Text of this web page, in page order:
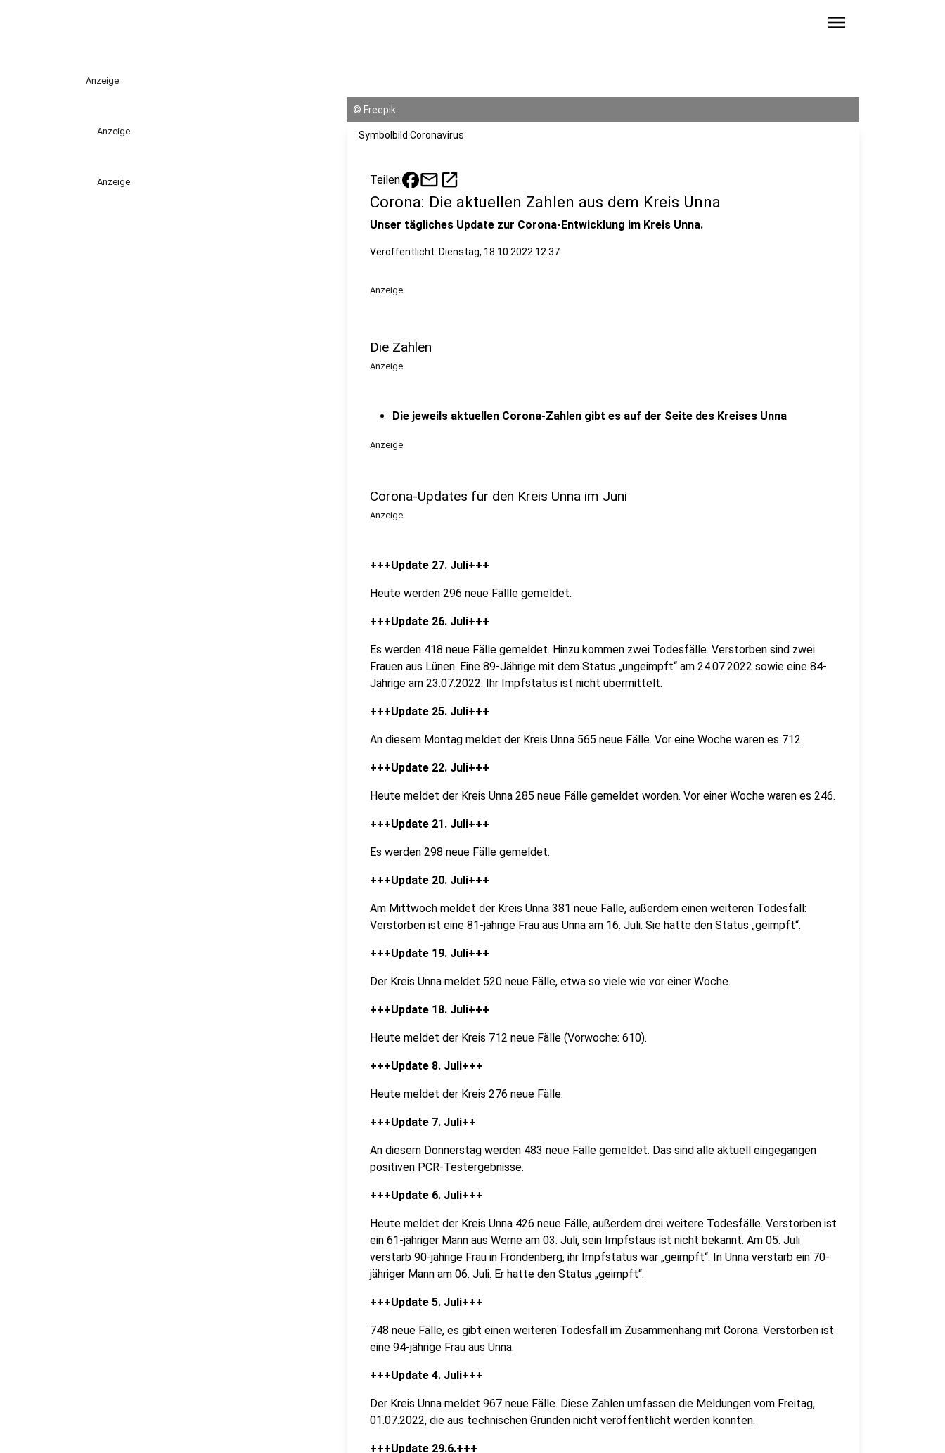
menu
Anzeige
Anzeige
Anzeige
© Freepik
Symbolbild Coronavirus
Teilen: mailopen_in_new
Corona: Die aktuellen Zahlen aus dem Kreis Unna
Unser tägliches Update zur Corona-Entwicklung im Kreis Unna.
Veröffentlicht: Dienstag, 18.10.2022 12:37
Anzeige
Die Zahlen
Anzeige
Die jeweils aktuellen Corona-Zahlen gibt es auf der Seite des Kreises Unna
Anzeige
Corona-Updates für den Kreis Unna im Juni
Anzeige
+++Update 27. Juli+++
Heute werden 296 neue Fällle gemeldet.
+++Update 26. Juli+++
Es werden 418 neue Fälle gemeldet. Hinzu kommen zwei Todesfälle. Verstorben sind zwei
Frauen aus Lünen. Eine 89-Jährige mit dem Status „ungeimpft“ am 24.07.2022 sowie eine 84-
Jährige am 23.07.2022. Ihr Impfstatus ist nicht übermittelt.
+++Update 25. Juli+++
An diesem Montag meldet der Kreis Unna 565 neue Fälle. Vor eine Woche waren es 712.
+++Update 22. Juli+++
Heute meldet der Kreis Unna 285 neue Fälle gemeldet worden. Vor einer Woche waren es 246.
+++Update 21. Juli+++
Es werden 298 neue Fälle gemeldet.
+++Update 20. Juli+++
Am Mittwoch meldet der Kreis Unna 381 neue Fälle, außerdem einen weiteren Todesfall:
Verstorben ist eine 81-jährige Frau aus Unna am 16. Juli. Sie hatte den Status „geimpft“.
+++Update 19. Juli+++
Der Kreis Unna meldet 520 neue Fälle, etwa so viele wie vor einer Woche.
+++Update 18. Juli+++
Heute meldet der Kreis 712 neue Fälle (Vorwoche: 610).
+++Update 8. Juli+++
Heute meldet der Kreis 276 neue Fälle.
+++Update 7. Juli++
An diesem Donnerstag werden 483 neue Fälle gemeldet. Das sind alle aktuell eingegangen
positiven PCR-Testergebnisse.
+++Update 6. Juli+++
Heute meldet der Kreis Unna 426 neue Fälle, außerdem drei weitere Todesfälle. Verstorben ist
ein 61-jähriger Mann aus Werne am 03. Juli, sein Impfstaus ist nicht bekannt. Am 05. Juli
verstarb 90-jährige Frau in Fröndenberg, ihr Impfstatus war „geimpft“. In Unna verstarb ein 70-
jähriger Mann am 06. Juli. Er hatte den Status „geimpft“.
+++Update 5. Juli+++
748 neue Fälle, es gibt einen weiteren Todesfall im Zusammenhang mit Corona. Verstorben ist
eine 94-jährige Frau aus Unna.
+++Update 4. Juli+++
Der Kreis Unna meldet 967 neue Fälle. Diese Zahlen umfassen die Meldungen vom Freitag,
01.07.2022, die aus technischen Gründen nicht veröffentlicht werden konnten.
+++Update 29.6.+++